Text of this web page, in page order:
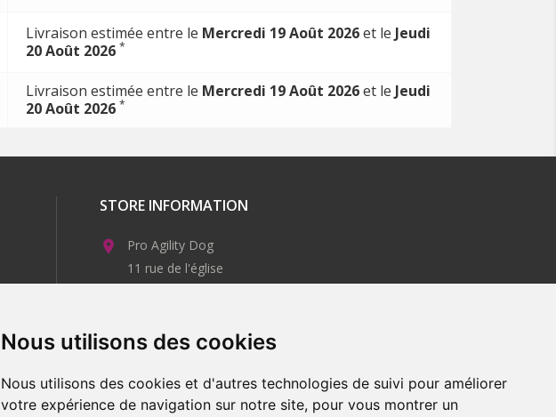
Nous utilisons des cookies
Nous utilisons des cookies et d'autres technologies de suivi pour améliorer
votre expérience de navigation sur notre site, pour vous montrer un
Livraison estimée entre le Mercredi 19 Août 2026et le Jeudi
20 Août 2026 *
Livraison estimée entre le Mercredi 19 Août 2026et le Jeudi
20 Août 2026 *
STORE INFORMATION

Pro Agility Dog
11 rue de l'église
 Email us: contact@proagilitydog.com